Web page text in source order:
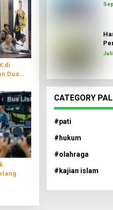
di
Dua
Juli
CATEGORY
#pati
#hukum
#olahraga
#kajian islam